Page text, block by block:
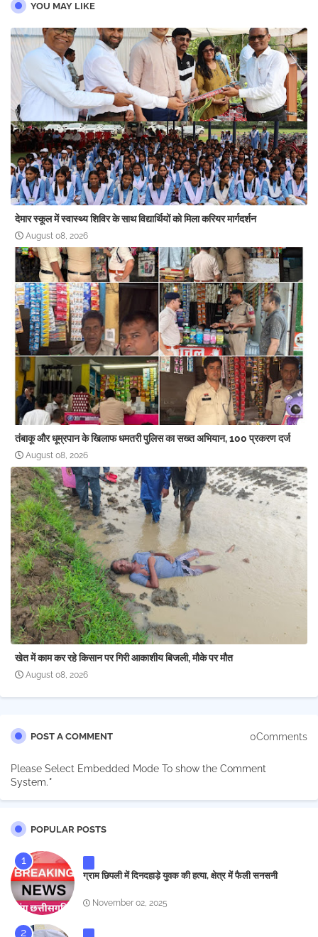
YOU MAY LIKE
देमार स्कूल में स्वास्थ्य शिविर के साथ विद्यार्थियों को मिला करियर मार्गदर्शन
August 08, 2026
तंबाकू और धूम्रपान के खिलाफ धमतरी पुलिस का सख्त अभियान, 100 प्रकरण दर्ज
August 08, 2026
खेत में काम कर रहे किसान पर गिरी आकाशीय बिजली, मौके पर मौत
August 08, 2026
POST A COMMENT 0Comments
Please Select Embedded Mode To show the Comment
System.*
POPULAR POSTS
ग्राम छिपली में दिनदहाड़े युवक की हत्या, क्षेत्र में फैली सनसनी
November 02, 2025